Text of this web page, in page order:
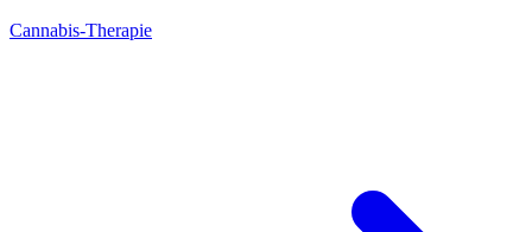
Cannabis-Therapie